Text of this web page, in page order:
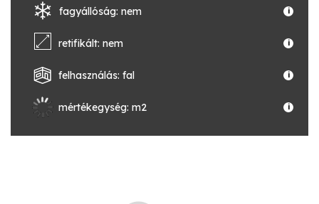
fagyállóság: nem i
retifikált: nem i
felhasználás: fal i
mértékegység: m2 i